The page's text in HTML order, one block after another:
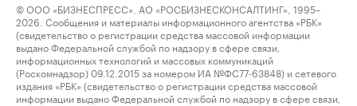
© ООО «БИЗНЕСПРЕСС», АО «РОСБИЗНЕСКОНСАЛТИНГ», 1995–
2026. Сообщения и материалы информационного агентства «РБК»
(свидетельство о регистрации средства массовой информации
выдано Федеральной службой по надзору в сфере связи,
информационных технологий и массовых коммуникаций
(Роскомнадзор) 09.12.2015 за номером ИА №ФС77-63848) и сетевого
издания «РБК» (свидетельство о регистрации средства массовой
информации выдано Федеральной службой по надзору в сфере связи,